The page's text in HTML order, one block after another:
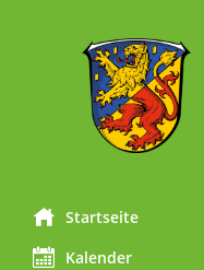
Startseite
Kalender